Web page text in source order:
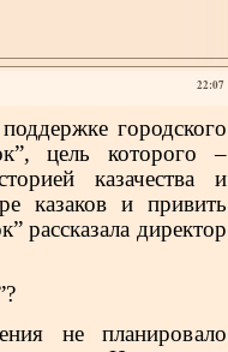
22:07
городского
цель которого –
казачества и
казаков и привить
рассказала директор
не планировало